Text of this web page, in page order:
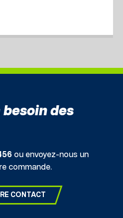
des
ou envoyez-nous un
commande.
CONTACT